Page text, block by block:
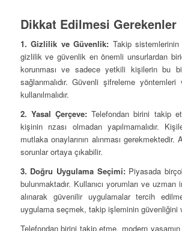
Dikkat Edilmesi Gerekenler
1. Gizlilik ve Güvenlik: Takip sistemlerinin
gizlilik ve güvenlik en önemli unsurlardan
korunması ve sadece yetkili kişilerin bu
sağlanmalıdır. Güvenli şifreleme yöntemleri
kullanılmalıdır.
2. Yasal Çerçeve: Telefondan birini takip
kişinin rızası olmadan yapılmamalıdır.
mutlaka onaylarının alınması
sorunlar ortaya çıkabilir.
3. Doğru Uygulama Seçimi:Piyasada
bulunmaktadır. Kullanıcı yorumları ve
alınarak güvenilir uygulamalar tercih
uygulama seçmek, takip işleminin güvenliğini
Telefondan birini takip etme, modern